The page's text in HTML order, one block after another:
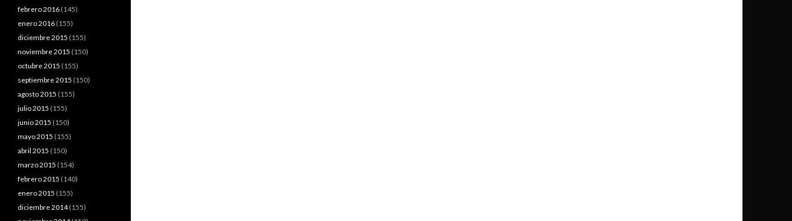
febrero 2016 (145)
enero 2016 (155)
diciembre 2015 (155)
noviembre 2015 (150)
octubre 2015 (155)
septiembre 2015 (150)
agosto 2015 (155)
julio 2015 (155)
junio 2015 (150)
mayo 2015 (155)
abril 2015 (150)
marzo 2015 (154)
febrero 2015 (140)
enero 2015 (155)
diciembre 2014(155)